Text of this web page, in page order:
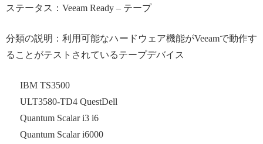
ステータス：Veeam Ready – テープ
分類の説明：利用可能なハードウェア機能がVeeamで動作す
ることがテストされているテープデバイス
IBM TS3500
ULT3580-TD4 QuestDell
Quantum Scalar i3 i6
Quantum Scalar i6000